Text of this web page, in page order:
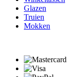
Glazen
Truien
Mokken